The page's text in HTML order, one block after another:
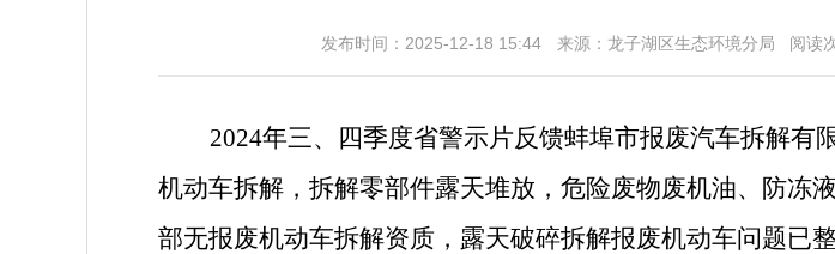
发布时间： 2025-12-18 15:44 来源： 龙子湖区生态环境分局 阅读
2024年三、四季度省警示片反馈蚌埠市报废汽车拆解
机动车拆解，拆解零部件露天堆放，危险废物废机油、防冻
部无报废机动车拆解资质，露天破碎拆解报废机动车问题已